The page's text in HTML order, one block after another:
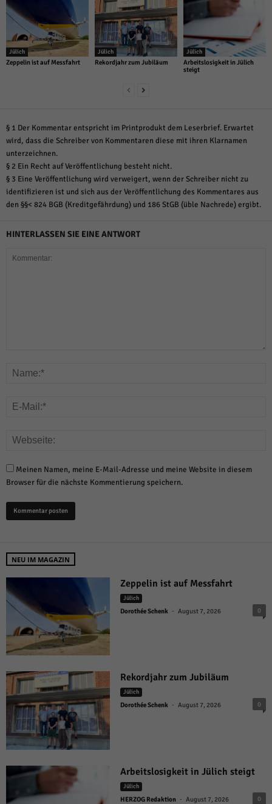
Jülich
Zeppelin ist auf Messfahrt
Jülich
Rekordjahr zum Jubiläum
Jülich
Arbeitslosigkeit in Jülich
steigt
§ 1 Der Kommentar entspricht im Printprodukt dem Leserbrief. Erwartet
wird, dass die Schreiber von Kommentaren diese mit ihren Klarnamen
unterzeichnen.
§ 2 Ein Recht auf Veröffentlichung besteht nicht.
§ 3 Eine Veröffentlichung wird verweigert, wenn der Schreiber nicht zu
identifizieren ist und sich aus der Veröffentlichung des Kommentares aus
den §§< 824 BGB (Kreditgefährdung) und 186 StGB (üble Nachrede) ergibt.
HINTERLASSEN SIE EINE ANTWORT
Meinen Namen, meine E-Mail-Adresse und meine Website in diesem
Browser für die nächste Kommentierung speichern.
NEU IM MAGAZIN
Zeppelin ist auf Messfahrt
Jülich
Dorothée Schenk - August 7, 2026 0
Rekordjahr zum Jubiläum
Jülich
Dorothée Schenk - August 7, 2026 0
Arbeitslosigkeit in Jülich steigt
Jülich
HERZOG Redaktion - August 7, 2026 0